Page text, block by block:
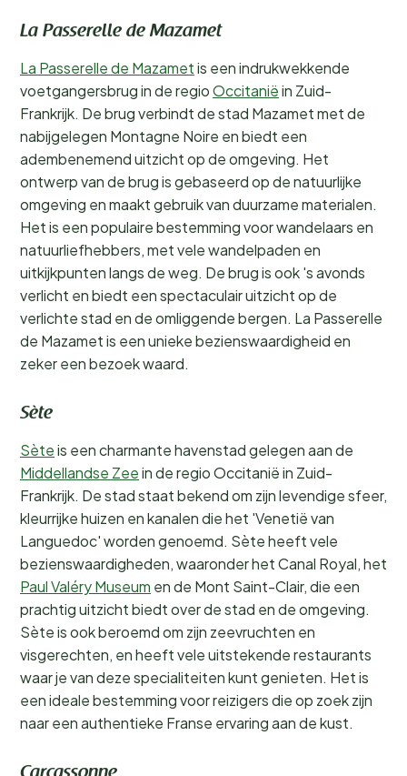
La Passerelle de Mazamet
La Passerelle de Mazametis een indrukwekkende
voetgangersbrug in de regioOccitaniëin Zuid-
Frankrijk. De brug verbindt de stad Mazamet met de
nabijgelegen Montagne Noire en biedt een
adembenemend uitzicht op de omgeving. Het
ontwerp van de brug is gebaseerd op de natuurlijke
omgeving en maakt gebruik van duurzame materialen.
Het is een populaire bestemming voor wandelaars en
natuurliefhebbers, met vele wandelpaden en
uitkijkpunten langs de weg. De brug is ook 's avonds
verlicht en biedt een spectaculair uitzicht op de
verlichte stad en de omliggende bergen. La Passerelle
de Mazamet is een unieke bezienswaardigheid en
zeker een bezoek waard.
Sète
Sèteis een charmante havenstad gelegen aan de
Middellandse Zeein de regio Occitanië in Zuid-
Frankrijk. De stad staat bekend om zijn levendige sfeer,
kleurrijke huizen en kanalen die het 'Venetië van
Languedoc' worden genoemd. Sète heeft vele
bezienswaardigheden, waaronder het Canal Royal, het
Paul Valéry Museum en de Mont Saint-Clair, die een
prachtig uitzicht biedt over de stad en de omgeving.
Sète is ook beroemd om zijn zeevruchten en
visgerechten, en heeft vele uitstekende restaurants
waar je van deze specialiteiten kunt genieten. Het is
een ideale bestemming voor reizigers die op zoek zijn
naar een authentieke Franse ervaring aan de kust.